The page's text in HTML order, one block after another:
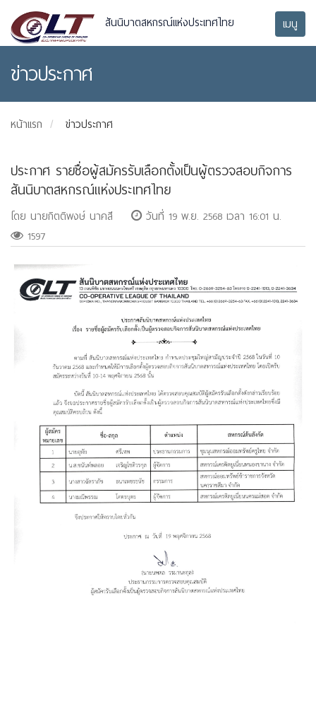
สันนิบาตสหกรณ์แห่งประเทศไทย เมนู
ข่าวประกาศ
หน้าแรก ข่าวประกาศ
ประกาศ รายชื่อผู้สมัครรับเลือกตั้งเป็นผู้ตรวจสอบกิจการ
สันนิบาตสหกรณ์แห่งประเทศไทย
โดย นายกิตติพงษ์ นาคสี
วันที่ 19 พ.ย. 2568 เวลา 16:01 น.
1597